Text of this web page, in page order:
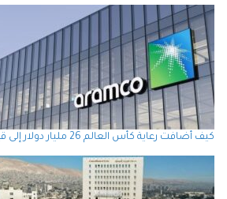
كيف أضافت رعاية كأس العالم 26 مليار دولار إلى قيمة أرامكو السعودية؟